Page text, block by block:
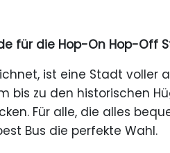
für die Hop-On Hop-Off
ist eine Stadt
bis zu den historischen
Für alle, die alles
Bus die perfekte Wahl.